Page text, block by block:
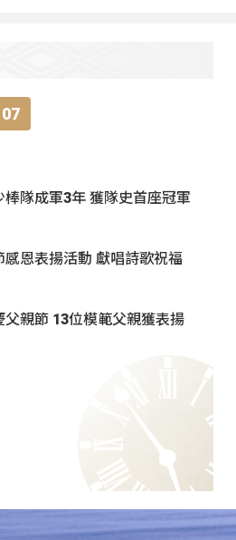
棒隊成軍3年 獲隊史首座冠軍
感恩表揚活動 獻唱詩歌祝福
父親節 13位模範父親獲表揚